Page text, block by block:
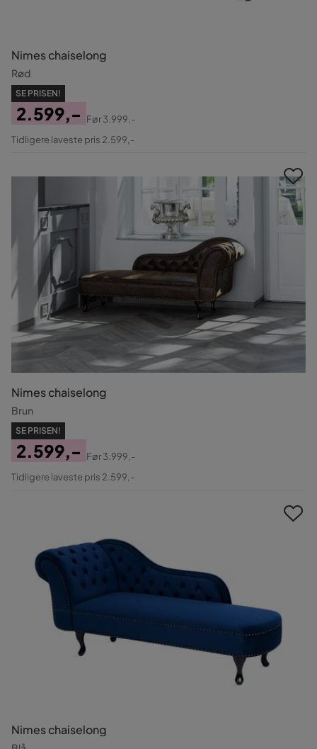
Nimes chaiselong
Rød
SE PRISEN!
Pris
2.599,-
Original
Før3.999,-
Tidligere laveste pris 2.599,-
Nimes chaiselong
Brun
SE PRISEN!
Pris
2.599,-
Original
Før3.999,-
Tidligere laveste pris 2.599,-
Nimes chaiselong